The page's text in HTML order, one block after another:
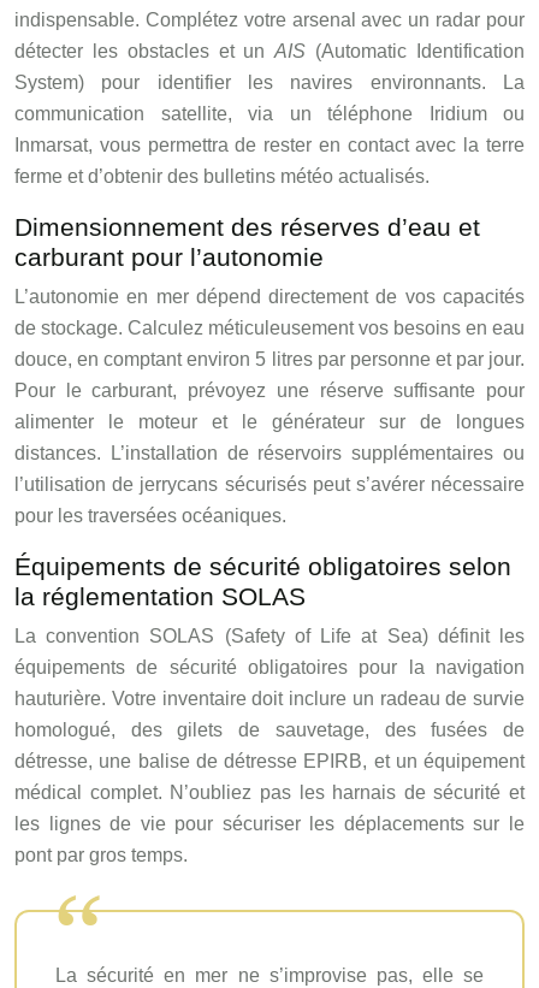
indispensable. Complétez votre arsenal avec un radar pour
détecter les obstacles et unAIS (Automatic Identification
System) pour identifier les navires environnants. La
communication satellite, via un téléphone Iridium ou
Inmarsat, vous permettra de rester en contact avec la terre
ferme et d’obtenir des bulletins météo actualisés.
Dimensionnement des réserves d’eau et
carburant pour l’autonomie
L’autonomie en mer dépend directement de vos capacités
de stockage. Calculez méticuleusement vos besoins en eau
douce, en comptant environ 5 litres par personne et par jour.
Pour le carburant, prévoyez une réserve suffisante pour
alimenter le moteur et le générateur sur de longues
distances. L’installation de réservoirs supplémentaires ou
l’utilisation de jerrycans sécurisés peut s’avérer nécessaire
pour les traversées océaniques.
Équipements de sécurité obligatoires selon
la réglementation SOLAS
La convention SOLAS (Safety of Life at Sea) définit les
équipements de sécurité obligatoires pour la navigation
hauturière. Votre inventaire doit inclure un radeau de survie
homologué, des gilets de sauvetage, des fusées de
détresse, une balise de détresse EPIRB, et un équipement
médical complet. N’oubliez pas les harnais de sécurité et
les lignes de vie pour sécuriser les déplacements sur le
pont par gros temps.
La sécurité en mer ne s’improvise pas, elle se